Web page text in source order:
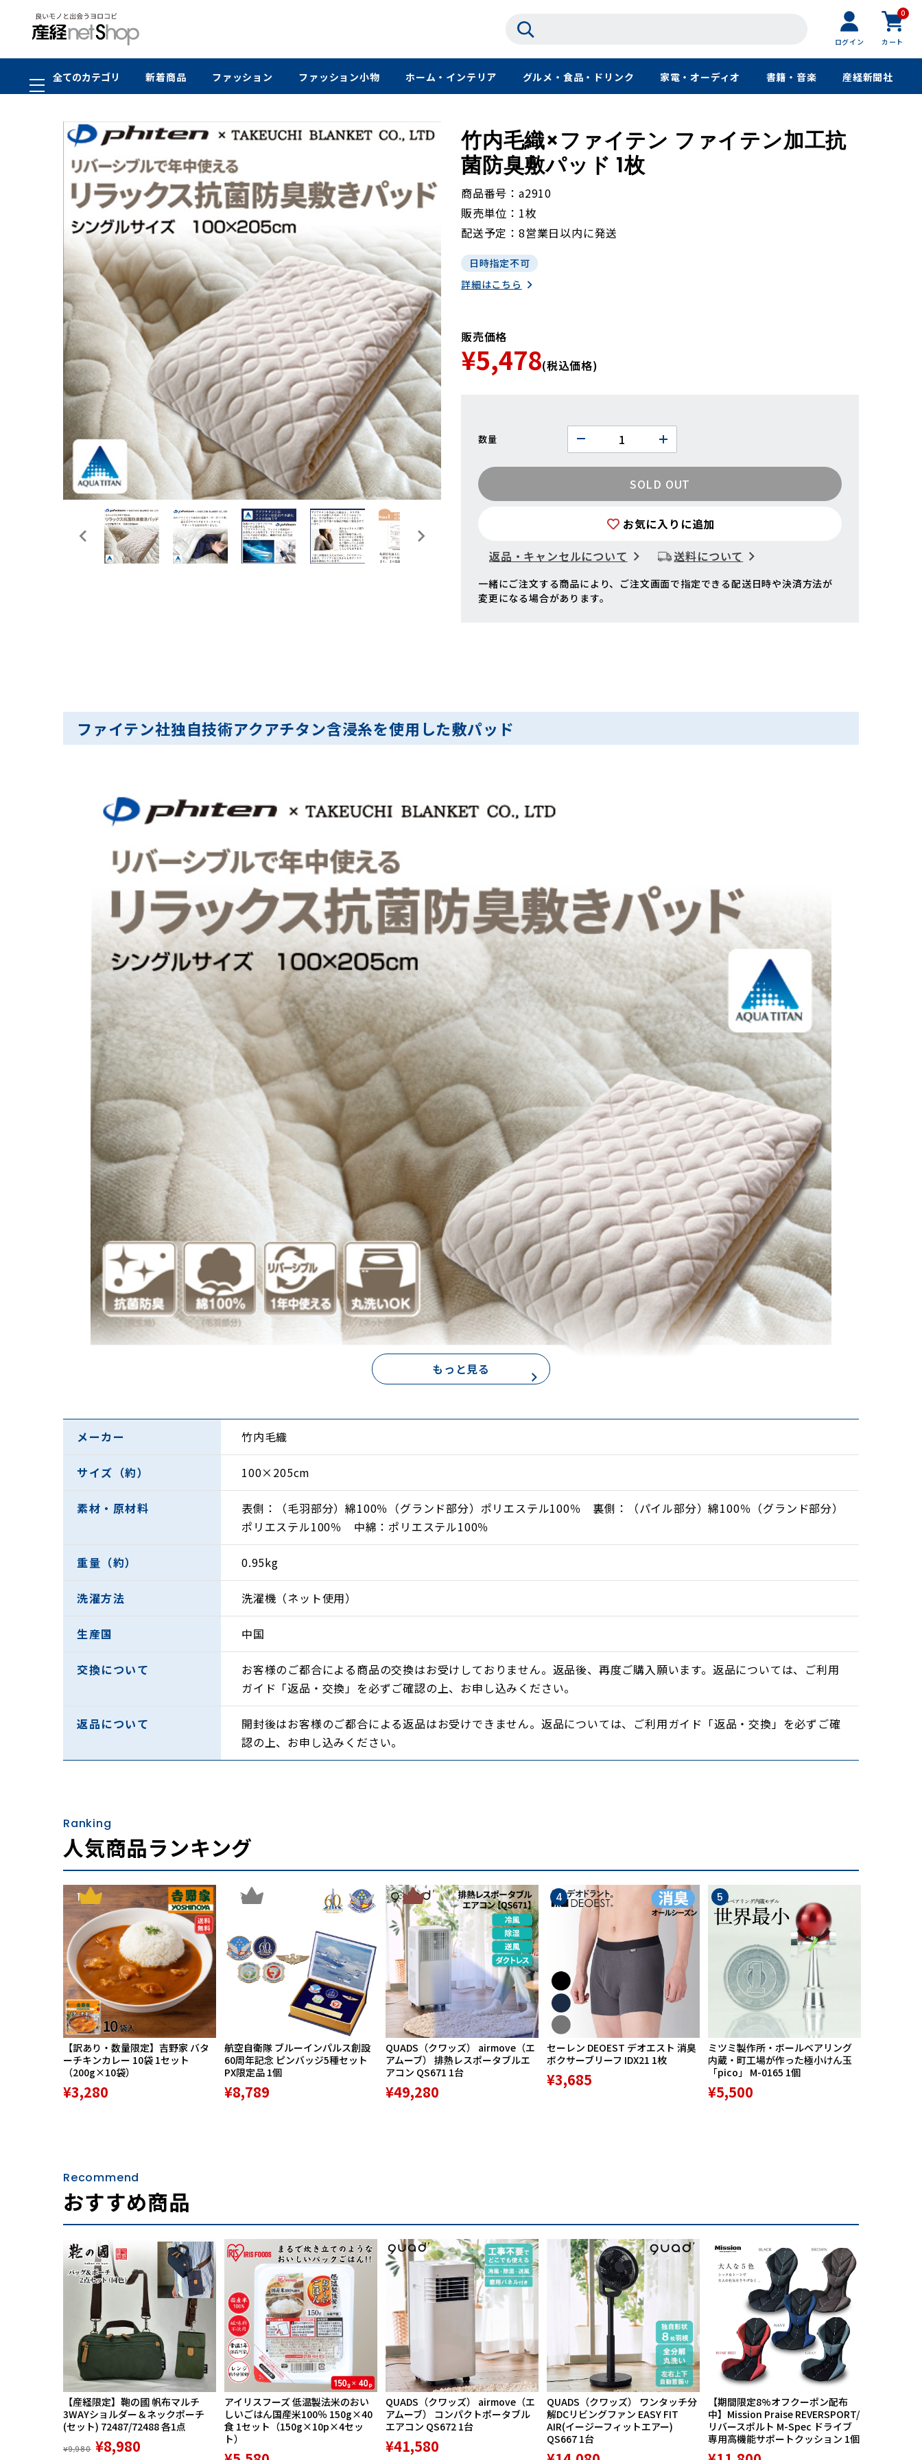
ログイン
0
カート
全てのカテゴリ 新着商品 ファッション ファッション小物 ホーム・インテリア グルメ・食品・ドリンク 家電・オーディオ 書籍・音楽 産経新聞社
在庫切れ
竹内毛織×ファイテン ファイテン加工抗
菌防臭敷パッド 1枚
商品番号
a2910
販売単位
1枚
配送予定
8営業日以内に発送
日時指定不可
詳細はこちら
販売価格
¥5,478(税込価格)
数量
SOLD OUT
お気に入りに追加
返品・キャンセルについて
送料について
一緒にご注文する商品により、ご注文画面で指定できる配送日時や決済方法が
変更になる場合があります。
ファイテン社独自技術アクアチタン含浸糸を使用した敷パッド
もっと見る
メーカー 竹内毛織
サイズ（約） 100×205cm
素材・原材料
表側：（毛羽部分）綿100％（グランド部分）ポリエステル100％ 裏側：（パイル部分）綿100％（グランド部分）
ポリエステル100％ 中綿：ポリエステル100％
重量（約） 0.95kg
洗濯方法 洗濯機（ネット使用）
生産国 中国
交換について
お客様のご都合による商品の交換はお受けしておりません。返品後、再度ご購入願います。返品については、ご利用
ガイド「返品・交換」を必ずご確認の上、お申し込みください。
返品について
開封後はお客様のご都合による返品はお受けできません。返品については、ご利用ガイド「返品・交換」を必ずご確
認の上、お申し込みください。
Ranking
人気商品ランキング
1
【訳あり・数量限定】吉野家 バタ
ーチキンカレー 10袋 1セット
（200g×10袋）
¥3,280
2
航空自衛隊 ブルーインパルス創設
60周年記念 ピンバッジ5種セット
PX限定品 1個
¥8,789
3
QUADS（クワッズ） airmove（エ
アムーブ） 排熱レスポータブルエ
アコン QS671 1台
¥49,280
4
セーレン DEOEST デオエスト 消臭
ボクサーブリーフ IDX21 1枚
¥3,685
5
ミツミ製作所・ボールベアリング
内蔵・町工場が作った極小けん玉
「pico」 M-0165 1個
¥5,500
Recommend
おすすめ商品
【産経限定】鞄の國 帆布マルチ
3WAYショルダー＆ネックポーチ
(セット) 72487/72488 各1点
¥9,980 ¥8,980
アイリスフーズ 低温製法米のおい
しいごはん国産米100％ 150g×40
食 1セット（150g×10p×4セッ
ト）
QUADS（クワッズ） airmove（エ
アムーブ） コンパクトポータブル
エアコン QS672 1台
¥41,580
QUADS（クワッズ） ワンタッチ分
解DCリビングファン EASY FIT
AIR(イージーフィットエアー)
QS667 1台
【期間限定8%オフクーポン配布
中】Mission Praise REVERSPORT/
リバースポルト M-Spec ドライブ
専用高機能サポートクッション 1個